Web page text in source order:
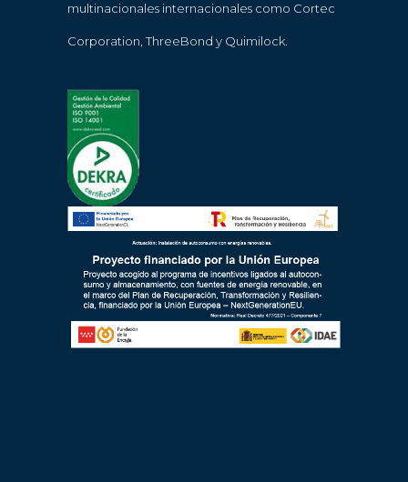
multinacionales internacionales como Cortec
Corporation, ThreeBond y Quimilock.